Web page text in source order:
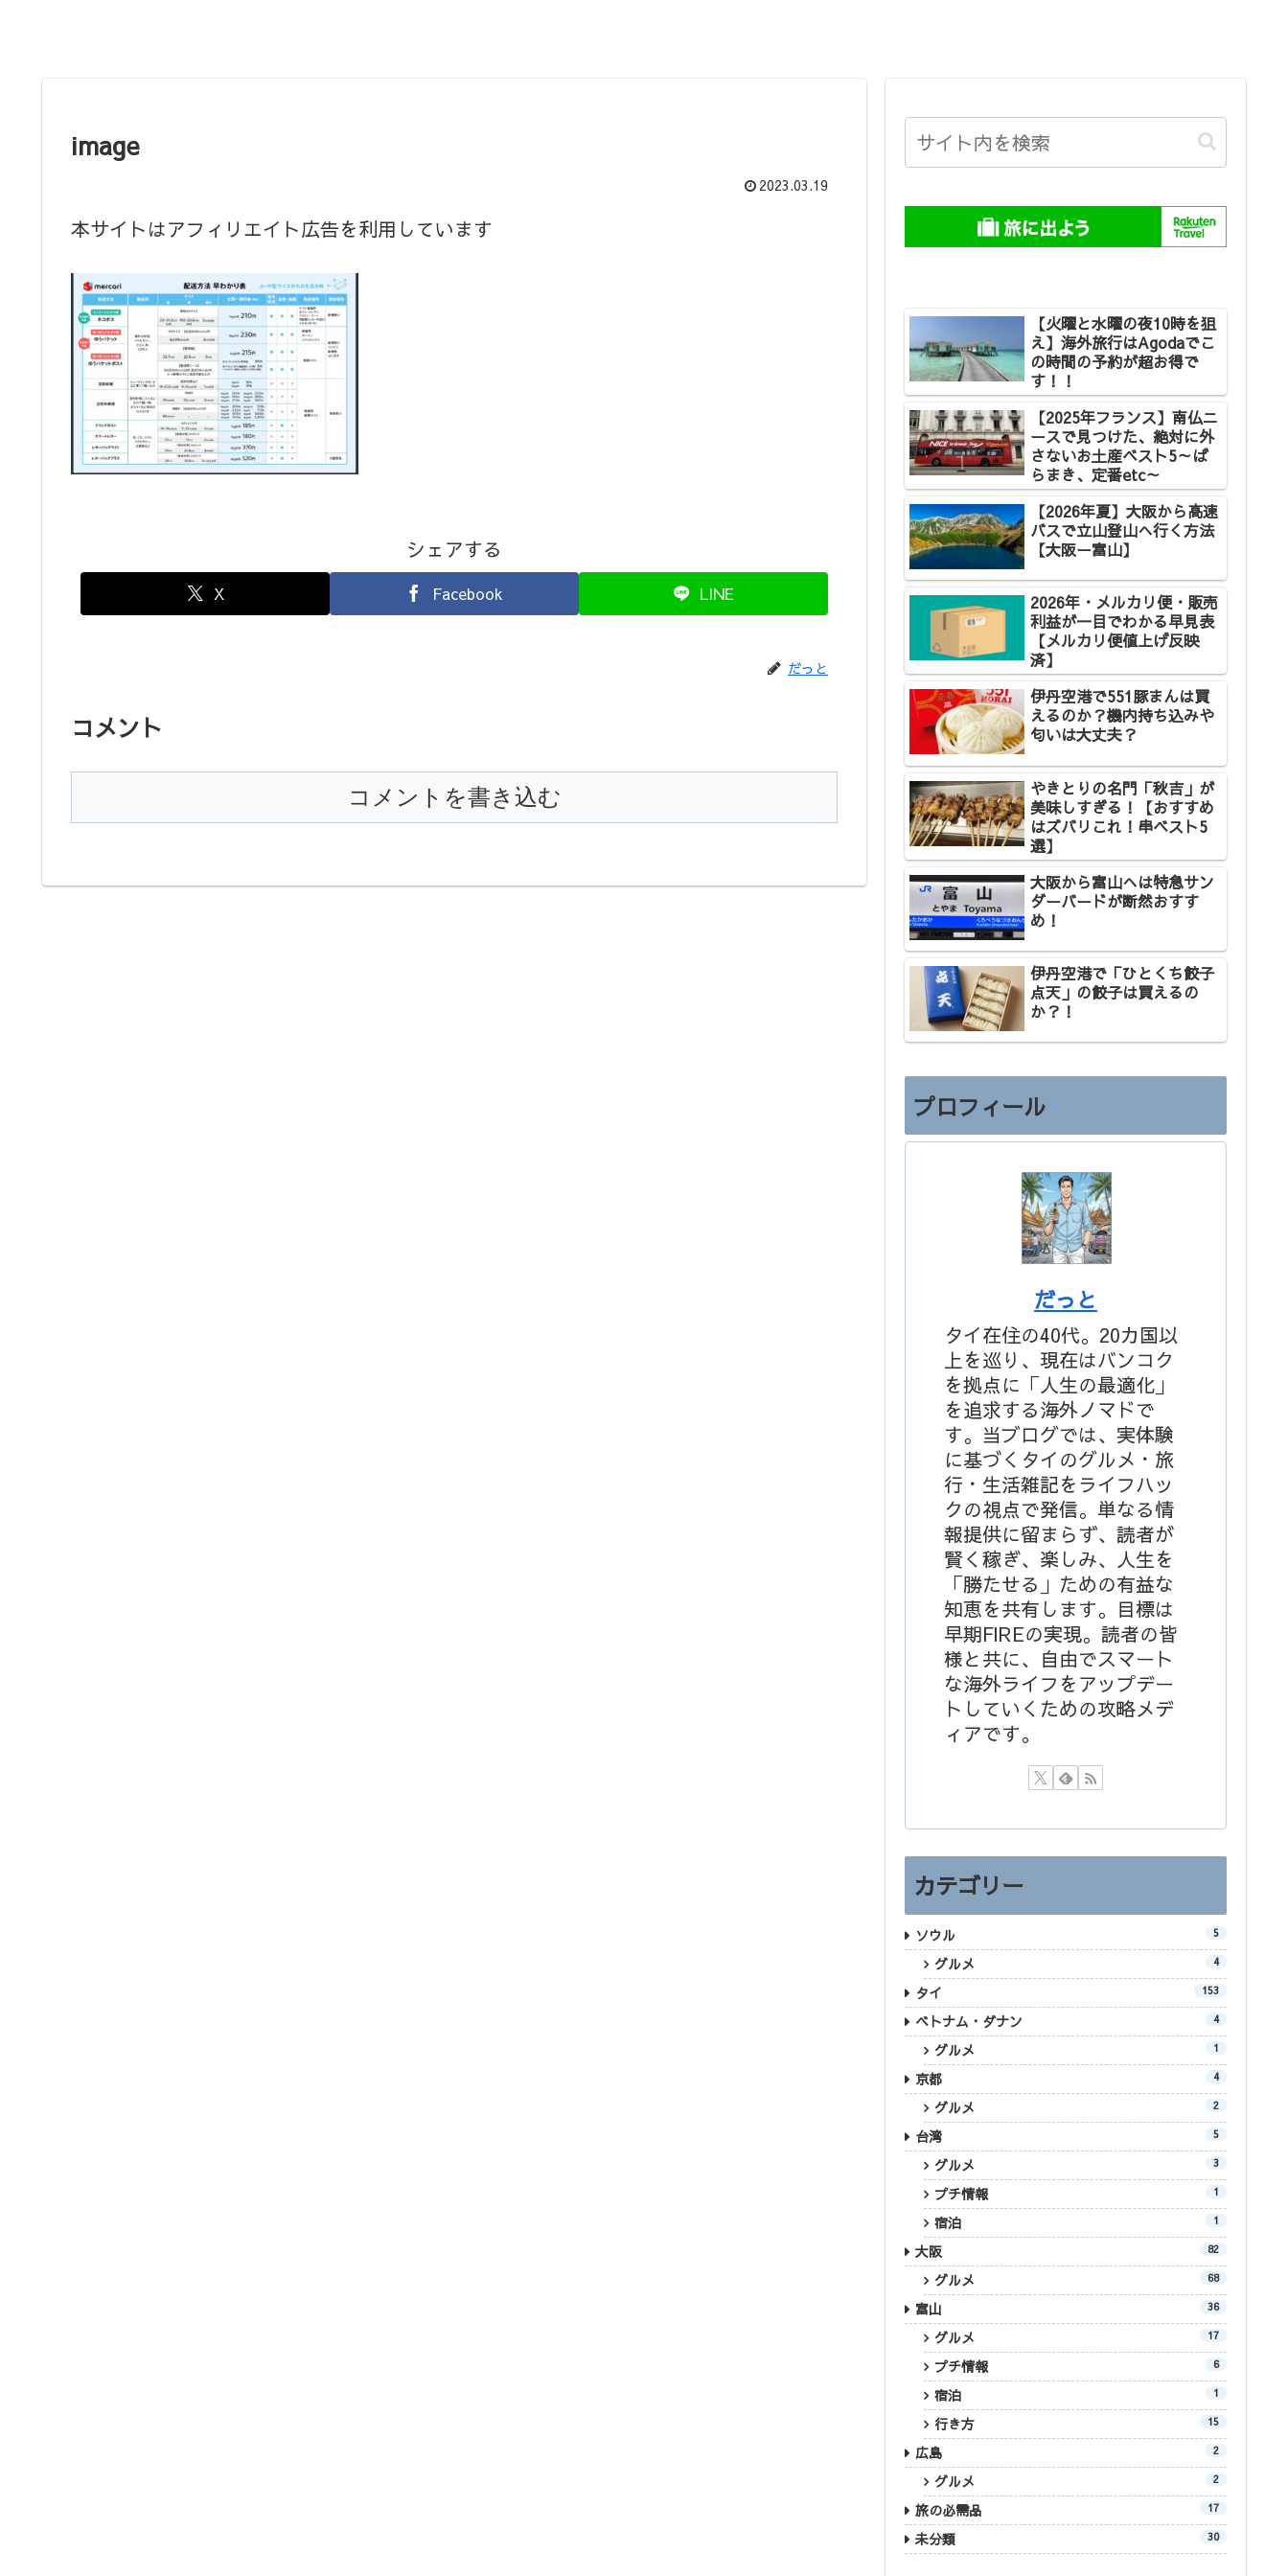
image
2023.03.19
本サイトはアフィリエイト広告を利用しています
シェアする
X Facebook LINE
だっと
コメント
コメントを書き込む
【火曜と水曜の夜10時を狙
え】海外旅行はAgodaでこ
の時間の予約が超お得で
す！！
【2025年フランス】南仏ニ
ースで見つけた、絶対に外
さないお土産ベスト5～ば
らまき、定番etc～
【2026年夏】大阪から高速
バスで立山登山へ行く方法
【大阪ー富山】
2026年・メルカリ便・販売
利益が一目でわかる早見表
【メルカリ便値上げ反映
済】
伊丹空港で551豚まんは買
えるのか？機内持ち込みや
匂いは大丈夫？
やきとりの名門「秋吉」が
美味しすぎる！【おすすめ
はズバリこれ！串ベスト5
選】
大阪から富山へは特急サン
ダーバードが断然おすす
め！
伊丹空港で「ひとくち餃子
点天」の餃子は買えるの
か？！
プロフィール
だっと
タイ在住の40代。20カ国以
上を巡り、現在はバンコク
を拠点に「人生の最適化」
を追求する海外ノマドで
す。当ブログでは、実体験
に基づくタイのグルメ・旅
行・生活雑記をライフハッ
クの視点で発信。単なる情
報提供に留まらず、読者が
賢く稼ぎ、楽しみ、人生を
「勝たせる」ための有益な
知恵を共有します。目標は
早期FIREの実現。読者の皆
様と共に、自由でスマート
な海外ライフをアップデー
トしていくための攻略メデ
ィアです。
カテゴリー
ソウル 5
グルメ 4
タイ 153
ベトナム・ダナン 4
グルメ 1
京都 4
グルメ 2
台湾 5
グルメ 3
プチ情報 1
宿泊 1
大阪 82
グルメ 68
富山 36
グルメ 17
プチ情報 6
宿泊 1
行き方 15
広島 2
グルメ 2
旅の必需品 17
未分類 30